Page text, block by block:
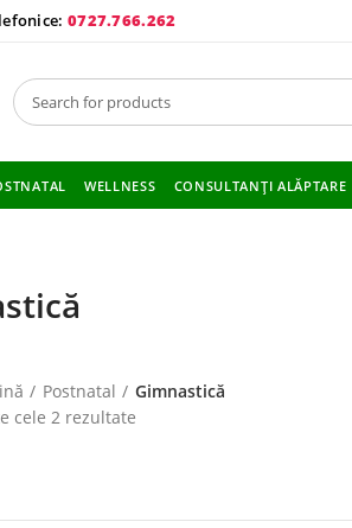
0727.766.262
WELLNESS CONSULTANȚI ALĂPTARE
Postnatal
Gimnastică
cele 2 rezultate